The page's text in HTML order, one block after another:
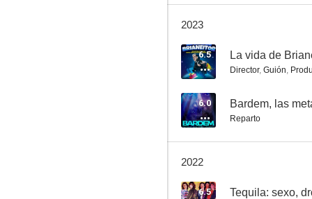
El guardián de la cueva
2023
6.5 La vida de
Director, Guión,
6.0 Bardem, las
Reparto
2022
6.5 Tequila: sexo,